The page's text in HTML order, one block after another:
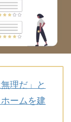
理だ」と
ームを建